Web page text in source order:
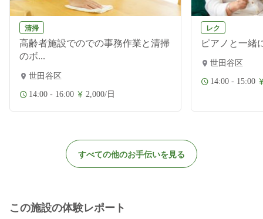
清掃
高齢者施設でのでの事務作業と清掃
のボ...
世田谷区
14:00 - 16:00 2,000/日
レク
ピアノと一緒
世田谷区
14:00 - 15:00
すべての他のお手伝いを見る
この施設の体験レポート